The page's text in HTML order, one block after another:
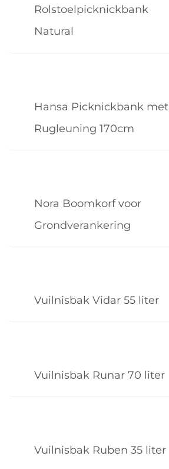
Rolstoelpicknickbank
Natural
Hansa Picknickbank met
Rugleuning 170cm
Nora Boomkorf voor
Grondverankering
Vuilnisbak Vidar 55 liter
Vuilnisbak Runar 70 liter
Vuilnisbak Ruben 35 liter